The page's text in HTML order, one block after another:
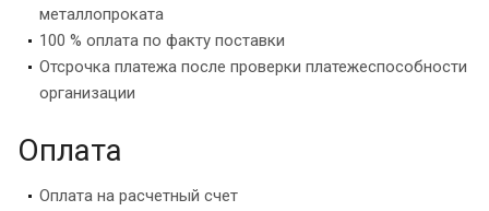
металлопроката
100 % оплата по факту поставки
Отсрочка платежа после проверки платежеспособности
организации
Оплата
Оплата на расчетный счет